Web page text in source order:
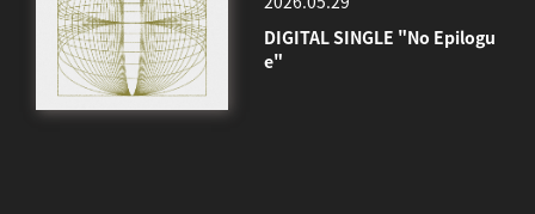
DIGITAL SINGLE "No Epilogu
e"